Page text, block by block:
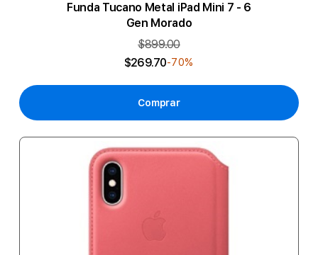
Funda Tucano Metal iPad Mini 7 - 6
Gen Morado
$899.00
$269.70-70%
Comprar